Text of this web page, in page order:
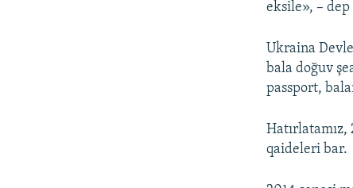
eksile», – dep
Ukraina
bala doğuv
passport,
Hatırlatamız,
qaideleri bar.